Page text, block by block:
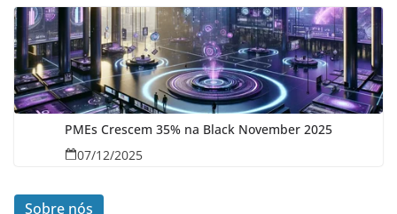
PMEs Crescem 35% na Black November 2025
07/12/2025
Sobre nós